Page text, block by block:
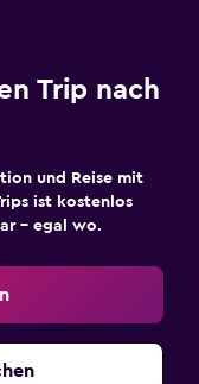
Trip nach
und Reise mit
ist kostenlos
– egal wo.